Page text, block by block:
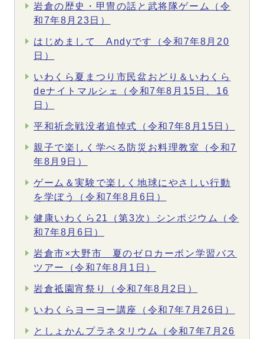
岩倉の歴史・甲冑の話と武将隊ゲーム（令
和7年8月23日）
はじめまして Andyです（令和7年8月20
日）
いわくら夏まつり市民盆おどり＆いわくら
deナイトマルシェ（令和7年8月15日、16
日）
平和祈念戦没者追悼式（令和7年8月15日）
親子で楽しく学べる防災お料理教室（令和7
年8月9日）
ゲーム＆実験で楽しく地球にやさしい行動
を学ぼう（令和7年8月6日）
健康いわくら21（第3次）シンポジウム（令
和7年8月6日）
岩倉市×大野市 夏のゼロカーボン学習バス
ツアー（令和7年8月1日）
岩倉祗園宵祭り（令和7年8月2日）
いわくらヨーヨー講座（令和7年7月26日）
としょかんプラネタリウム（令和7年7月26